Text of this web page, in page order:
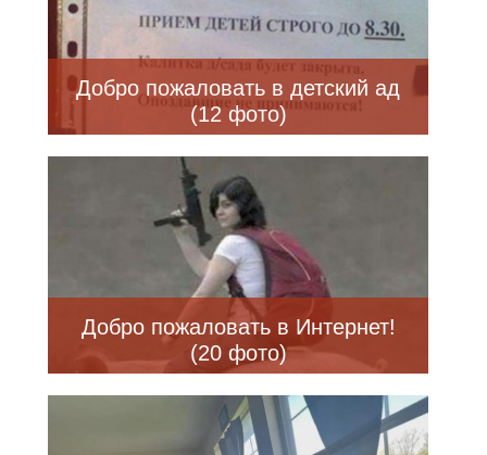
Добро пожаловать в детский ад
(12 фото)
Добро пожаловать в Интернет!
(20 фото)